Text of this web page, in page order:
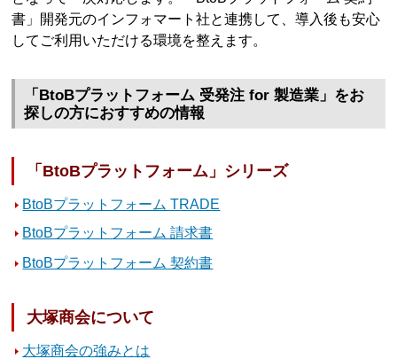
書」開発元のインフォマート社と連携して、導入後も安心
してご利用いただける環境を整えます。
「BtoBプラットフォーム 受発注 for 製造業」をお
探しの方におすすめの情報
「BtoBプラットフォーム」シリーズ
BtoBプラットフォーム TRADE
BtoBプラットフォーム 請求書
BtoBプラットフォーム 契約書
大塚商会について
大塚商会の強みとは